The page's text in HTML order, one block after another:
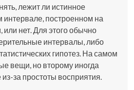
лежит ли истинное
интервале, построенном на
нет. Для этого обычно
интервалы, либо
гипотез. На самом
вещи, но второму иногда
за простоты восприятия.